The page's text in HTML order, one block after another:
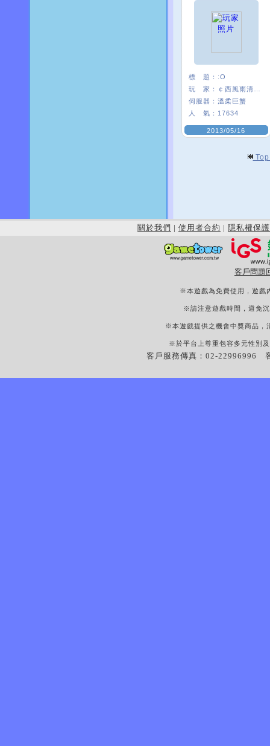
標 題： :O
玩 家：
伺服器： 溫柔巨蟹
人 氣： 17634
2013/05/16
關於我們 | 使用者合約 | 隱私權保護
客戶問題
※本遊戲為免費使用，遊戲
※請注意遊戲時間，避免
※本遊戲提供之機會中獎商品，
※於平台上尊重包容多元性別
客戶服務傳真：02-22996996